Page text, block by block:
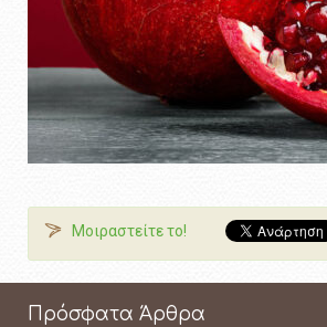
Μοιραστείτε το!
Πρόσφατα Άρθρα